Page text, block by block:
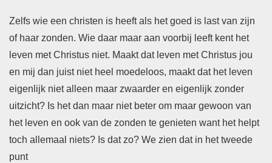
Zelfs wie een christen is heeft als het goed is last van zijn
of haar zonden. Wie daar maar aan voorbij leeft kent het
leven met Christus niet. Maakt dat leven met Christus jou
en mij dan juist niet heel moedeloos, maakt dat het leven
eigenlijk niet alleen maar zwaarder en eigenlijk zonder
uitzicht? Is het dan maar niet beter om maar gewoon van
het leven en ook van de zonden te genieten want het helpt
toch allemaal niets? Is dat zo? We zien dat in het tweede
punt